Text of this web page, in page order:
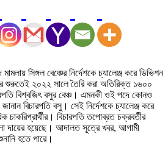
সিঙ্গল বেঞ্চের নির্দেশকে চ্যালেঞ্জ করে ডিভিশন
শুরুতেই ২০২২ সালে তৈরি করা অতিরিক্ত ১৬০০
বিশ্বজিৎ বসুর বেঞ্চ। এমনকী ওই পদে কোনও
জানান বিচারপতি বসু। সেই নির্দেশকে চ্যালেঞ্জ করে
চাকরিপ্রার্থীর। বিচারপতি তপোব্রত চক্রবর্তীর
দায়ের হয়েছে। আদালত সূত্রে খবর, আগামী
হতে পারে।